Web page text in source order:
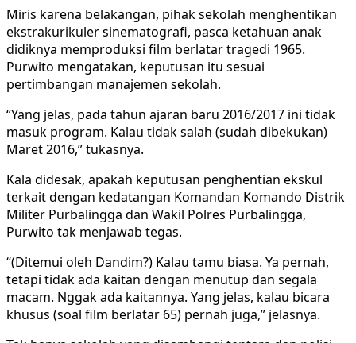
Miris karena belakangan, pihak sekolah menghentikan
ekstrakurikuler sinematografi, pasca ketahuan anak
didiknya memproduksi film berlatar tragedi 1965.
Purwito mengatakan, keputusan itu sesuai
pertimbangan manajemen sekolah.
“Yang jelas, pada tahun ajaran baru 2016/2017 ini tidak
masuk program. Kalau tidak salah (sudah dibekukan)
Maret 2016,” tukasnya.
Kala didesak, apakah keputusan penghentian ekskul
terkait dengan kedatangan Komandan Komando Distrik
Militer Purbalingga dan Wakil Polres Purbalingga,
Purwito tak menjawab tegas.
“(Ditemui oleh Dandim?) Kalau tamu biasa. Ya pernah,
tetapi tidak ada kaitan dengan menutup dan segala
macam. Nggak ada kaitannya. Yang jelas, kalau bicara
khusus (soal film berlatar 65) pernah juga,” jelasnya.